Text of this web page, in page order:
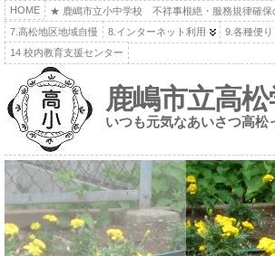
HOME ★ 鹿嶋市立小中学校 不祥事根絶・服務規律確保
7.高松地区地域自慢
8.インターネット利用 9.各種便り
14 校内教育支援センター
鹿嶋市立高
いつも元気なあいさつ高松